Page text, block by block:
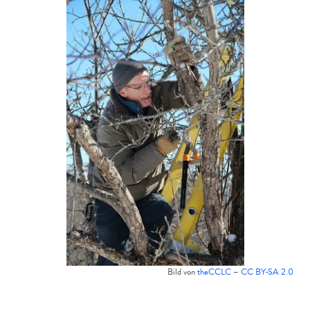
Bild vontheCCLC – CC BY-SA 2.0